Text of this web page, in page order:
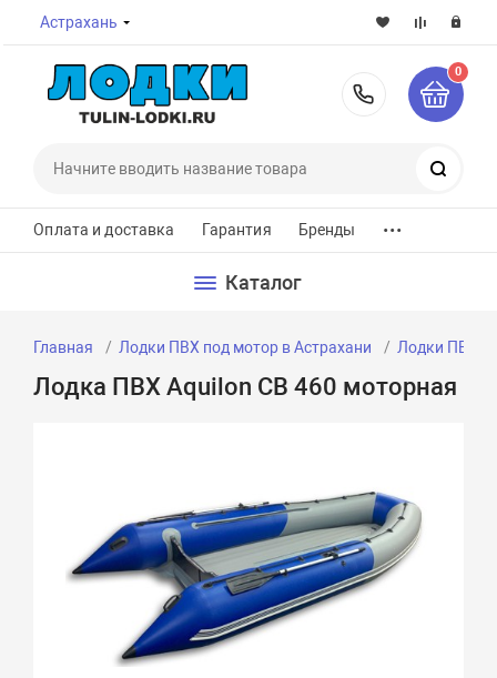
Астрахань
8-800-
0
Оплата и доставка Гарантия Бренды ...
Каталог
Главная Лодки ПВХ под мотор в Астрахани Лодки ПВХ
Лодка ПВХ Aquilon CB 460 моторная